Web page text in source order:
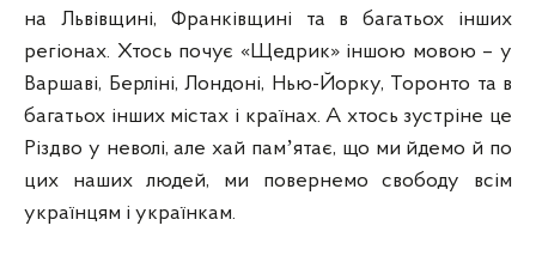
на Львівщині, Франківщині та в багатьох інших
регіонах. Хтось почує «Щедрик» іншою мовою – у
Варшаві, Берліні, Лондоні, Нью-Йорку, Торонто та в
багатьох інших містах і країнах. А хтось зустріне це
Різдво у неволі, але хай памʼятає, що ми йдемо й по
цих наших людей, ми повернемо свободу всім
українцям і українкам.